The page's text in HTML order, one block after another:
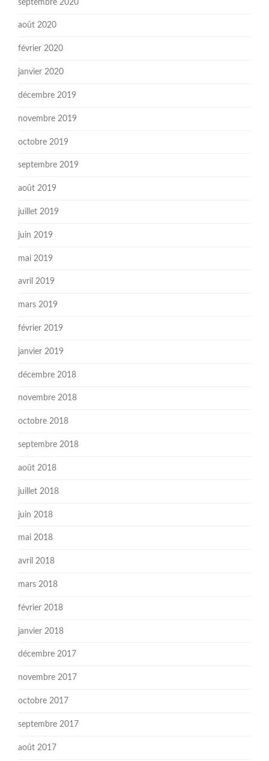
septembre 2020
août 2020
février 2020
janvier 2020
décembre 2019
novembre 2019
octobre 2019
septembre 2019
août 2019
juillet 2019
juin 2019
mai 2019
avril 2019
mars 2019
février 2019
janvier 2019
décembre 2018
novembre 2018
octobre 2018
septembre 2018
août 2018
juillet 2018
juin 2018
mai 2018
avril 2018
mars 2018
février 2018
janvier 2018
décembre 2017
novembre 2017
octobre 2017
septembre 2017
août 2017